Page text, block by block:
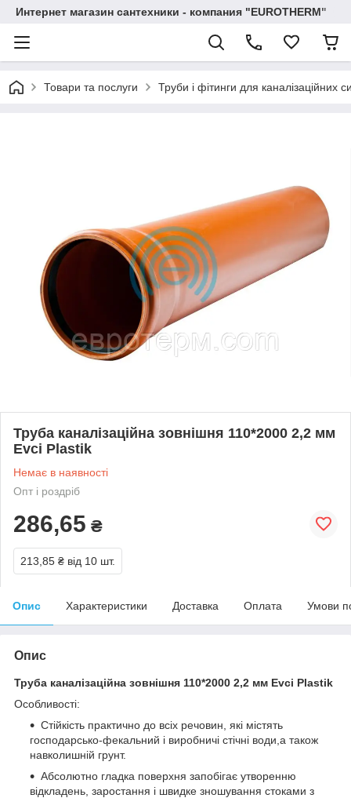
Интернет магазин сантехники - компания "EUROTHERM"
Товари та послуги Труби і фітинги для каналізаційних
Труба каналізаційна зовнішня 110*2000 2,2 мм
Evci Plastik
Немає в наявності
Опт і роздріб
286,65 ₴
213,85 ₴ від 10 шт.
Опис Характеристики Доставка Оплата Умови
Опис
Труба каналізаційна зовнішня 110*2000 2,2 мм Evci Plastik
Особливості:
Стійкість практично до всіх речовин, які містять
господарсько-фекальний і виробничі стічні води,а також
навколишній грунт.
Абсолютно гладка поверхня запобігає утворенню
відкладень, заростання і швидке зношування стоками з